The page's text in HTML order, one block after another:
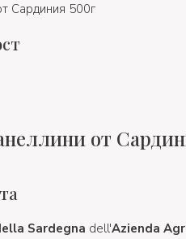
Сардиния 500г
от
Sardegna dell'Azienda